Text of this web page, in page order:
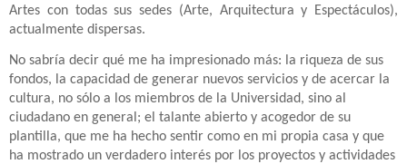
Artes con todas sus sedes (Arte, Arquitectura y Espectáculos),
actualmente dispersas.
No sabría decir qué me ha impresionado más: la riqueza de sus
fondos, la capacidad de generar nuevos servicios y de acercar la
cultura, no sólo a los miembros de la Universidad, sino al
ciudadano en general; el talante abierto y acogedor de su
plantilla, que me ha hecho sentir como en mi propia casa y que
ha mostrado un verdadero interés por los proyectos y actividades